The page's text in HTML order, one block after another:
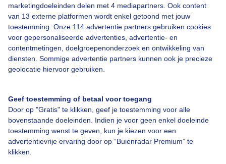
marketingdoeleinden delen met 4 mediapartners. Ook content
van 13 externe platformen wordt enkel getoond met jouw
toestemming. Onze 114 advertentie partners gebruiken cookies
voor gepersonaliseerde advertenties, advertentie- en
contentmetingen, doelgroepenonderzoek en ontwikkeling van
diensten. Sommige advertentie partners kunnen ook je precieze
geolocatie hiervoor gebruiken.
Geef toestemming of betaal voor toegang
Door op "Gratis" te klikken, geef je toestemming voor alle
bovenstaande doeleinden. Indien je voor geen enkel doeleinde
toestemming wenst te geven, kun je kiezen voor een
advertentievrije ervaring door op “Buienradar Premium” te
klikken.
Over Buienradar
Bedrijfsgegevens
Contact
Toegankelijkheid
Gebruikersvoorwaarden
Adverteren